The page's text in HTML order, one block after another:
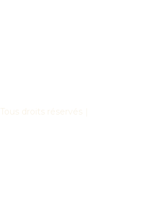
. Tous droits réservés｜